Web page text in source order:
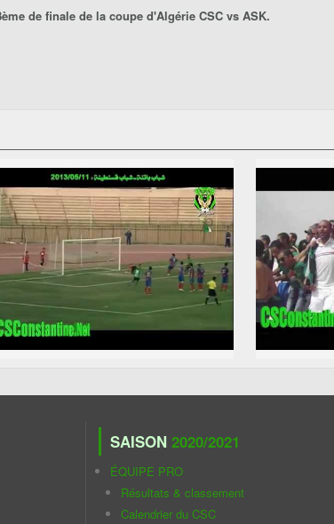
de finale de la coupe d'Algérie CSC vs ASK.
SAISON 2020/2021
ÉQUIPE PRO
Résultats & classement
Calendrier du CSC